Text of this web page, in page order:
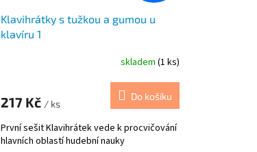
Klavihrátky s tužkou a gumou u
klavíru 1
skladem (1 ks)
217 Kč / ks
Do košíku
První sešit Klavihrátek vede k procvičování
hlavních oblastí hudební nauky